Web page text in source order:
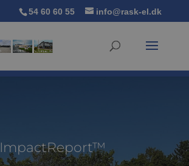
54 60 60 55 info@rask-el.dk
ImpactReport™